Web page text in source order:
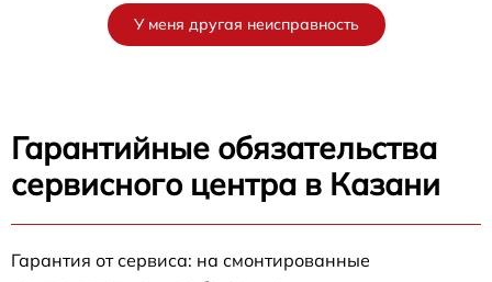
У меня другая неисправность
Гарантийные обязательства
сервисного центра в Казани
Гарантия от сервиса: на смонтированные